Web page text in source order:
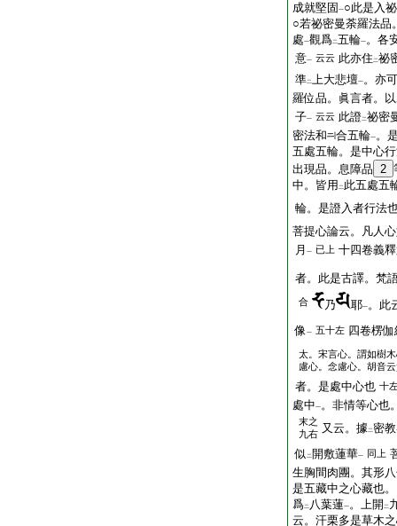
成就堅固 一○此是入
○若祕密曼荼羅法品
處一觀爲二五輪一。各
意一 云云 此亦住 二祕
準二上大悲壇一。亦可
羅位品。眞言者。以
子一 云云 此證二祕密
密法和
合五輪一。
五處五輪。是中心
出現品。息障品 2
中。皆用 二 此五處五
輪。是證入者行法
菩提心論云。凡人
月 一 已上 十四卷義
者。此是古譯。梵
合 乃 耶一。此
像一 五十左 四卷楞
太。宋言心。謂如樹
慮心。念慮心。胡音
者。是處中心也 十
處中一。非情等心也
末之
九右 又云。據二密教
似 二 開敷蓮華一 同上
生胸間肉團。其形
是五藏中之心藏也
爲二 八葉蓮一。上開 二
云。汗栗多是草木